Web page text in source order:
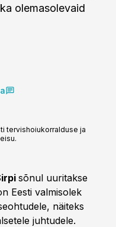
olemasolevaid
tervishoiukorralduse ja
sõnul uuritakse
Eesti valmisolek
näiteks
juhtudele.